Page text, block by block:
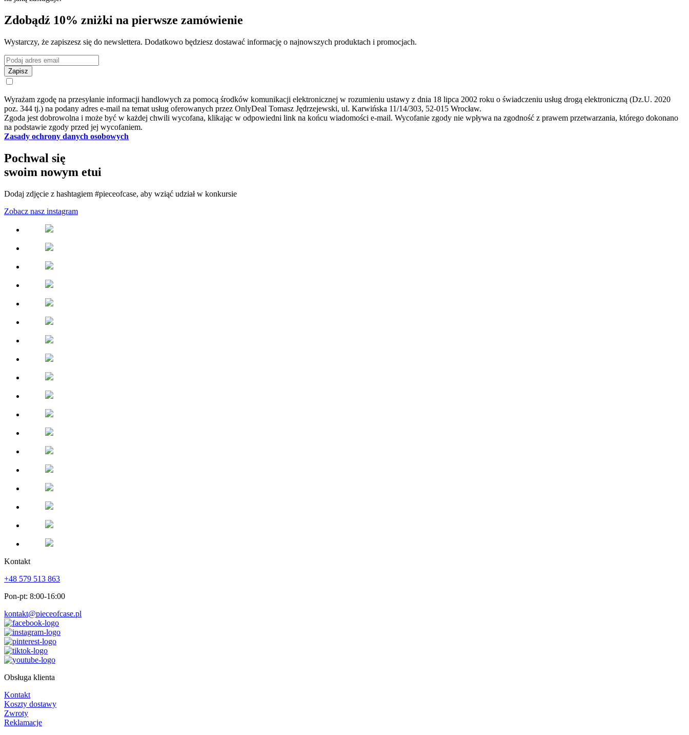
Zdobądź 10% zniżki na pierwsze zamówienie
Wystarczy, że zapiszesz się do newslettera. Dodatkowo będziesz dostawać informację o najnowszych produktach i promocjach.
Zapisz
Wyrażam zgodę na przesyłanie informacji handlowych za pomocą środków komunikacji elektronicznej w rozumieniu ustawy z dnia 18 lipca 2002 roku o świadczeniu usług drogą elektroniczną (Dz.U. 2020
poz. 344 tj.) na podany adres e-mail na temat usług oferowanych przez OnlyDeal Tomasz Jędrzejewski, ul. Karwińska 11/14/303, 52-015 Wrocław.
Zgoda jest dobrowolna i może być w każdej chwili wycofana, klikając w odpowiedni link na końcu wiadomości e-mail. Wycofanie zgody nie wpływa na zgodność z prawem przetwarzania, którego dokonano
na podstawie zgody przed jej wycofaniem.
Zasady ochrony danych osobowych
Pochwal się
swoim nowym etui
Dodaj zdjęcie z hashtagiem #pieceofcase, aby wziąć udział w konkursie
Zobacz nasz instagram
Kontakt
+48 579 513 863
Pon-pt: 8:00-16:00
kontakt@pieceofcase.pl
Obsługa klienta
Kontakt
Koszty dostawy
Zwroty
Reklamacje